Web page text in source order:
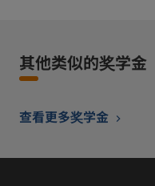
其他类似的奖学金
查看更多奖学金